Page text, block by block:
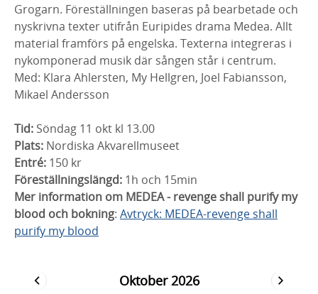
Grogarn. Föreställningen baseras på bearbetade och
nyskrivna texter utifrån Euripides drama Medea. Allt
material framförs på engelska. Texterna integreras i
nykomponerad musik där sången står i centrum.
Med: Klara Ahlersten, My Hellgren, Joel Fabiansson,
Mikael Andersson
Tid: Söndag 11 okt kl 13.00
Plats: Nordiska Akvarellmuseet
Entré: 150 kr
Föreställningslängd: 1h och 15min
Mer information om MEDEA - revenge shall purify my
blood och bokning: Avtryck: MEDEA-revenge shall
purify my blood
Oktober 2026